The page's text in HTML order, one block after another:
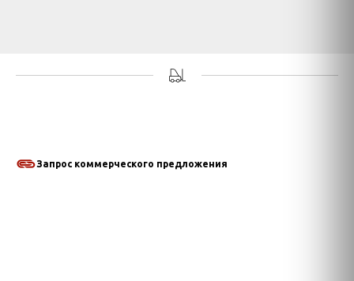
Запрос коммерческого предложения